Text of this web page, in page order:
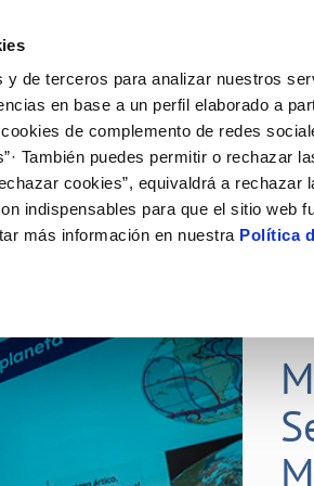
y de terceros para analizar nuestros
en base a un perfil elaborado a
de complemento de redes
También puedes permitir o rechazar
cookies”, equivaldrá a rechazar
indispensables para que el sitio web
más información en nuestra Política
de titular
de suministro
obras
VER TODAS LAS
Tu Servicio
AL CLIENTE
contacto
y afectaciones
e impresos
Carta
Tu Agua
del agua
DE GESTIÓN Y CERTIFICADOS